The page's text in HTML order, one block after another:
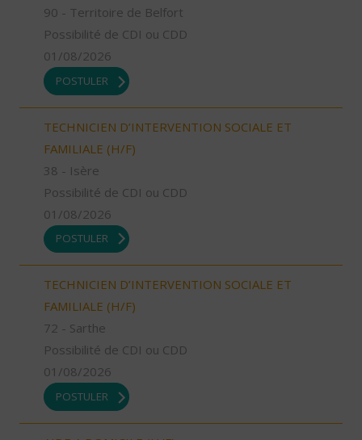
90 - Territoire de Belfort
Possibilité de CDI ou CDD
01/08/2026
POSTULER
TECHNICIEN D’INTERVENTION SOCIALE ET
FAMILIALE (H/F)
38 - Isère
Possibilité de CDI ou CDD
01/08/2026
POSTULER
TECHNICIEN D’INTERVENTION SOCIALE ET
FAMILIALE (H/F)
72 - Sarthe
Possibilité de CDI ou CDD
01/08/2026
POSTULER